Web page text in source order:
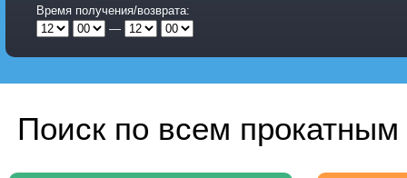
Время получения/возврата:
—
Поиск по всем